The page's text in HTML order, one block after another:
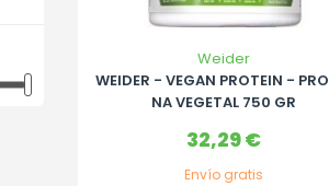
Weider
WEIDER - VEGAN PROTEIN -
NA VEGETAL 750 GR
Precio
32,29 €
Envío gratis